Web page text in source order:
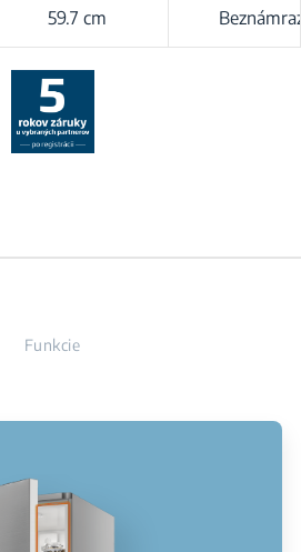
59.7 cm
Funkcie